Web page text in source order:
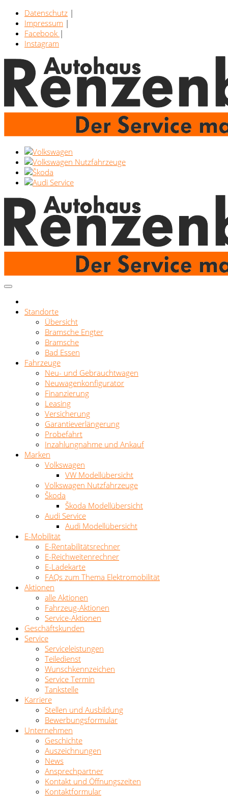
Datenschutz |
Impressum |
Facebook |
Instagram
Standorte
Übersicht
Bramsche Engter
Bramsche
Bad Essen
Fahrzeuge
Neu- und Gebrauchtwagen
Neuwagenkonfigurator
Finanzierung
Leasing
Versicherung
Garantieverlängerung
Probefahrt
Inzahlungnahme und Ankauf
Marken
Volkswagen
VW Modellübersicht
Volkswagen Nutzfahrzeuge
Škoda
Škoda Modellübersicht
Audi Service
Audi Modellübersicht
E-Mobilität
E-Rentabilitätsrechner
E-Reichweitenrechner
E-Ladekarte
FAQs zum Thema Elektromobilität
Aktionen
alle Aktionen
Fahrzeug-Aktionen
Service-Aktionen
Geschäftskunden
Service
Serviceleistungen
Teiledienst
Wunschkennzeichen
Service Termin
Tankstelle
Karriere
Stellen und Ausbildung
Bewerbungsformular
Unternehmen
Geschichte
Auszeichnungen
News
Ansprechpartner
Kontakt und Öffnungszeiten
Kontaktformular